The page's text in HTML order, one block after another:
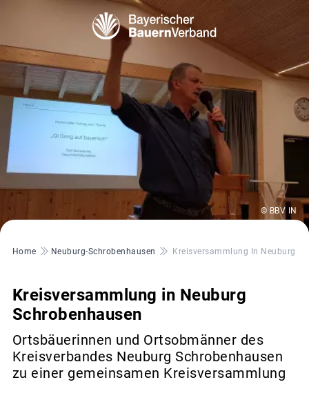
© BBV IN
Pfadnavigation
Home Neuburg-Schrobenhausen Kreisversammlung In Neuburg
Kreisversammlung in Neuburg
Schrobenhausen
Ortsbäuerinnen und Ortsobmänner des
Kreisverbandes Neuburg Schrobenhausen
zu einer gemeinsamen Kreisversammlung